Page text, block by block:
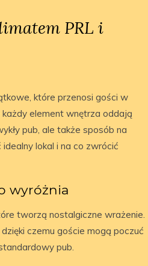
PRL i
które przenosi gości w
element wnętrza oddają
pub, ale także sposób na
lokal i na co zwrócić
wyróżnia
tworzą nostalgiczne wrażenie.
czemu goście mogą poczuć
pub.